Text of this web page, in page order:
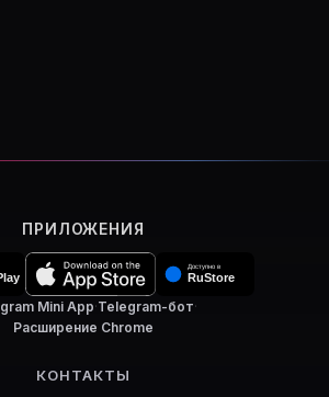
ПРИЛОЖЕНИЯ
Mini App·Telegram-бот·
Расширение Chrome
КОНТАКТЫ